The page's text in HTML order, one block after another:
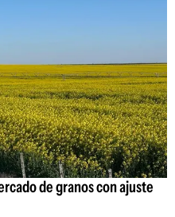
de granos con ajuste